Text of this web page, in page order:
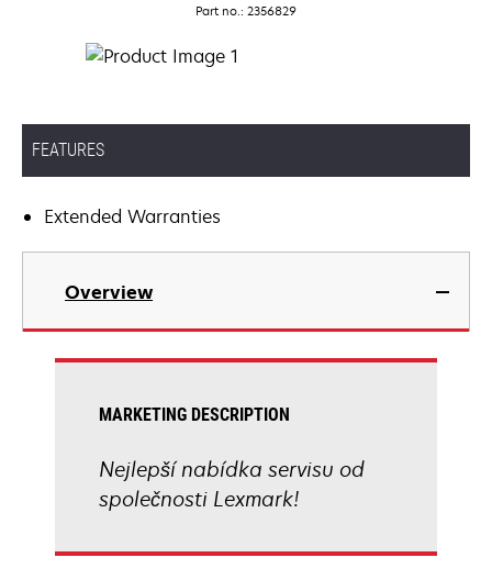
Part no.: 2356829
FEATURES
Extended Warranties
Overview
MARKETING DESCRIPTION
Nejlepší nabídka servisu od
společnosti Lexmark!